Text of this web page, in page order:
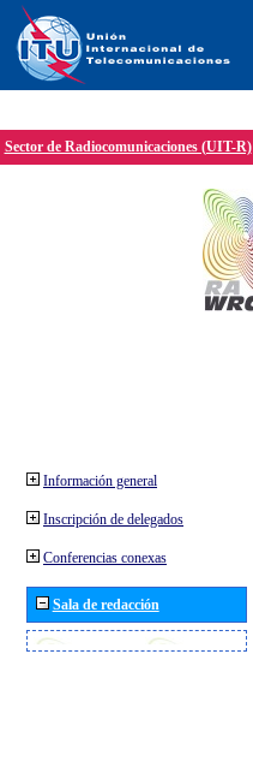
Sector de Radiocomunicaciones (UIT-R)
Información general
Inscripción de delegados
Conferencias conexas
Sala de redacción